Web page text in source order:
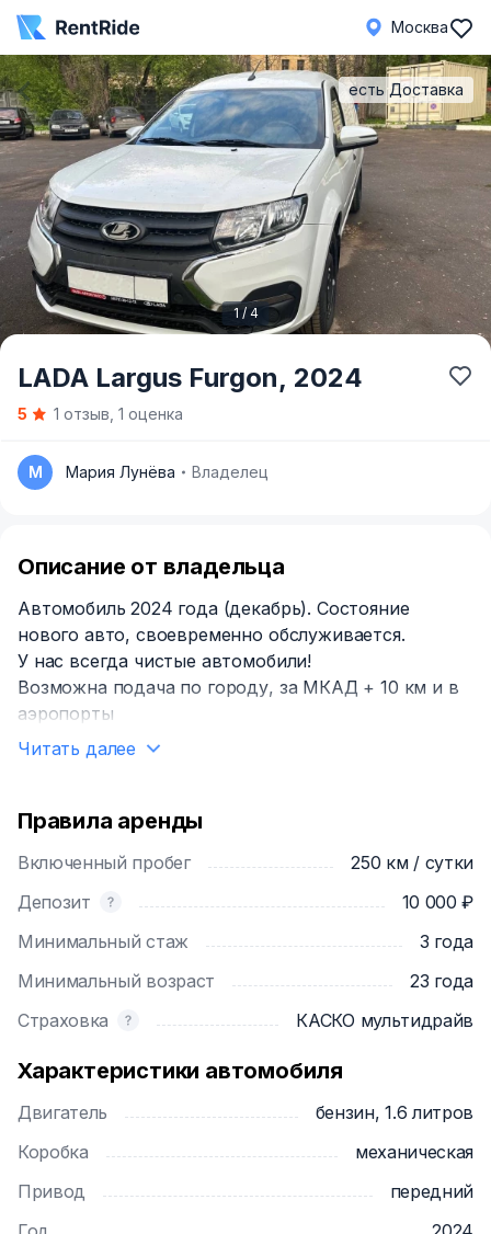
Москва
Item
1 / 4
есть Доставка
LADA Largus Furgon, 2024
5 1 отзыв, 1 оценка
М Мария Лунёва Владелец
Описание от владельца
Автомобиль 2024 года (декабрь). Состояние
нового авто, своевременно обслуживается.
У нас всегда чистые автомобили!
Возможна подача по городу, за МКАД + 10 км и в
аэропорты
Читать далее
Правила аренды
Включенный пробег
250 км / сутки
Депозит
10 000 ₽
Минимальный стаж
3 года
Минимальный возраст
23 года
Страховка
КАСКО мультидрайв
Характеристики автомобиля
Двигатель
бензин, 1.6 литров
Коробка
механическая
Привод
передний